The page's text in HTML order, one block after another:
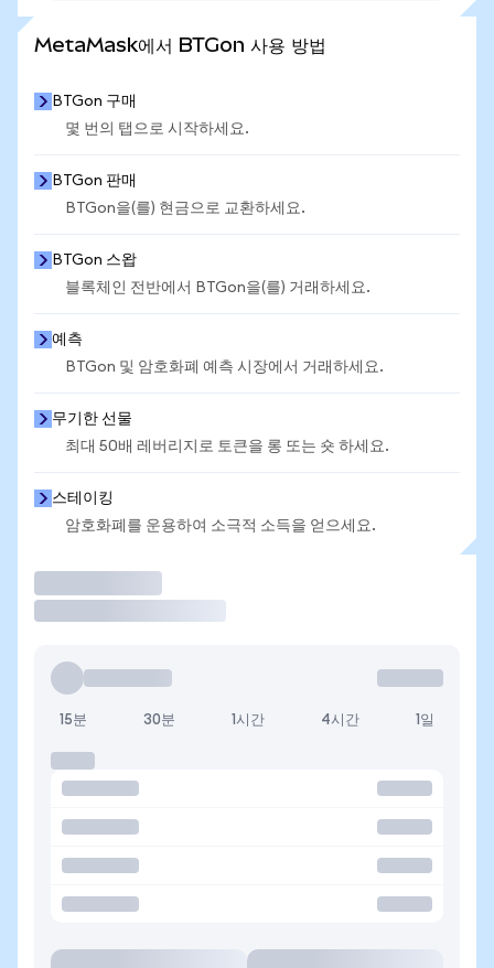
MetaMask에서 BTGon 사용 방법
BTGon 구매
몇 번의 탭으로 시작하세요.
BTGon 판매
BTGon을(를) 현금으로 교환하세요.
BTGon 스왑
블록체인 전반에서 BTGon을(를) 거래하세요.
예측
BTGon 및 암호화폐 예측 시장에서 거래하세요.
무기한 선물
최대 50배 레버리지로 토큰을 롱 또는 숏 하세요.
스테이킹
암호화폐를 운용하여 소극적 소득을 얻으세요.
15분 30분 1시간 4시간 1일